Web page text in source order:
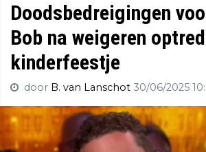
Doodsbedreigingen
Bob na weigeren
kinderfeestje
door B. van Lanschot 30/06/2025